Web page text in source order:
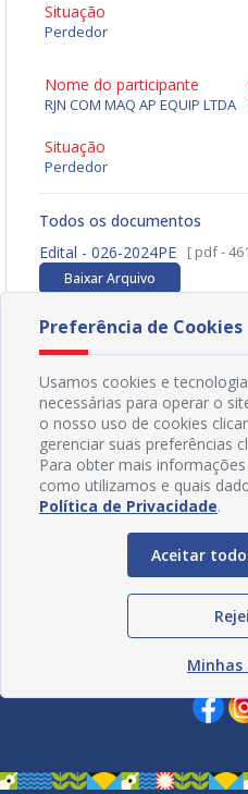
Situação
Perdedor
Nome do participante
RJN COM MAQ AP EQUIP LTDA
Situação
Perdedor
Todos os documentos
Edital - 026-2024PE
[ pdf -
Baixar Arquivo
Preferência de Cookies
Usamos cookies e
necessárias para operar o
o nosso uso de cookies
gerenciar suas preferências
Para obter mais
como utilizamos e quais
Política de Privacidade.
Aceitar
Minhas